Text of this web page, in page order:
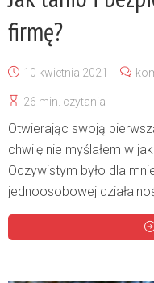
firmę?
10 kwietnia 2021
26 min. czytania
Otwierając swoją
chwilę nie myślałem w
Oczywistym było dla
jednoosobowej